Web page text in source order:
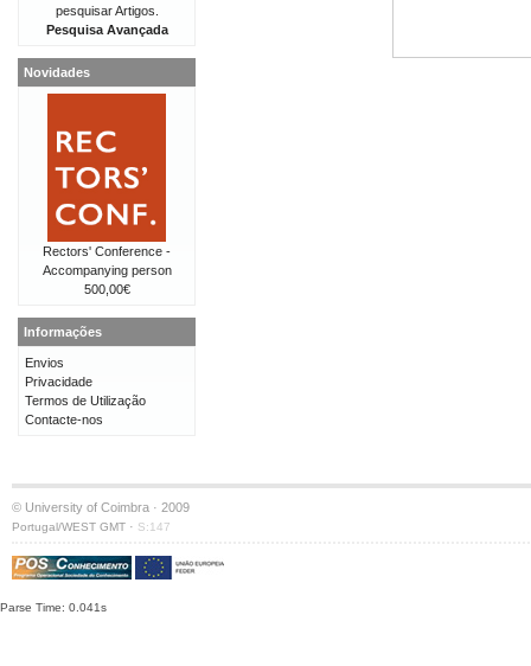
pesquisar Artigos.
Pesquisa Avançada
Novidades
Rectors' Conference -
Accompanying person
500,00€
Informações
Envios
Privacidade
Termos de Utilização
Contacte-nos
© University of Coimbra · 2009
Portugal/WEST GMT · S:147
Parse Time: 0.041s